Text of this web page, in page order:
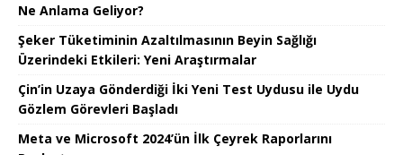
Ne Anlama Geliyor?
Şeker Tüketiminin Azaltılmasının Beyin Sağlığı
Üzerindeki Etkileri: Yeni Araştırmalar
Çin’in Uzaya Gönderdiği İki Yeni Test Uydusu ile Uydu
Gözlem Görevleri Başladı
Meta ve Microsoft 2024’ün İlk Çeyrek Raporlarını